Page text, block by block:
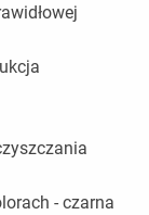
- czarna